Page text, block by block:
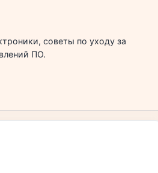
советы по уходу за
ПО.